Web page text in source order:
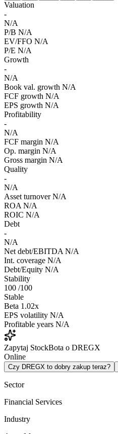
Valuation
-
N/A
P/B N/A
EV/FFO N/A
P/E N/A
Growth
-
N/A
Book val. growth N/A
FCF growth N/A
EPS growth N/A
Profitability
-
N/A
FCF margin N/A
Op. margin N/A
Gross margin N/A
Quality
-
N/A
Asset turnover N/A
ROA N/A
ROIC N/A
Debt
-
N/A
Net debt/EBITDA N/A
Int. coverage N/A
Debt/Equity N/A
Stability
100 /100
Stable
Beta 1.02x
EPS volatility N/A
Profitable years N/A
Zapytaj StockBota o DREGX
Online
Czy DREGX to dobry zakup teraz?
Sector
Financial Services
Industry